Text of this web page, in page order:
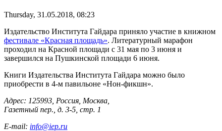
Thursday, 31.05.2018, 08:23
Издательство Института Гайдара приняло участие в книжном
фестивале «Красная площадь». Литературный марафон
проходил на Красной площади с 31 мая по 3 июня и
завершился на Пушкинской площади 6 июня.
Книги Издательства Института Гайдара можно было
приобрести в 4-м павильоне «Нон-фикшн».
Адрес: 125993, Россия, Москва,
Газетный пер., д. 3-5, стр. 1
E-mail: info@iep.ru